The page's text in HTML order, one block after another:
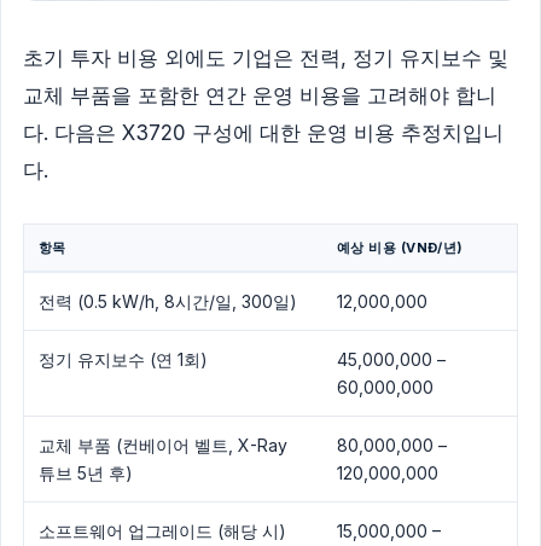
초기 투자 비용 외에도 기업은 전력, 정기 유지보수 및
교체 부품을 포함한 연간 운영 비용을 고려해야 합니
다. 다음은 X3720 구성에 대한 운영 비용 추정치입니
다.
항목 예상 비용 (VNĐ/년)
전력 (0.5 kW/h, 8시간/일, 300일) 12,000,000
정기 유지보수 (연 1회)
45,000,000 –
60,000,000
교체 부품 (컨베이어 벨트, X-Ray
튜브 5년 후)
80,000,000 –
120,000,000
소프트웨어 업그레이드 (해당 시)
15,000,000 –